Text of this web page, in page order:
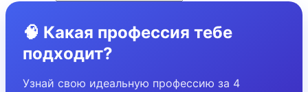
🧠 Какая профессия тебе
подходит?
Узнай свою идеальную профессию за 4